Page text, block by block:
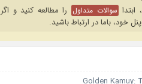
سوالات متداول را مطالعه کنید و اگر
خود، باما در ارتباط باشید.